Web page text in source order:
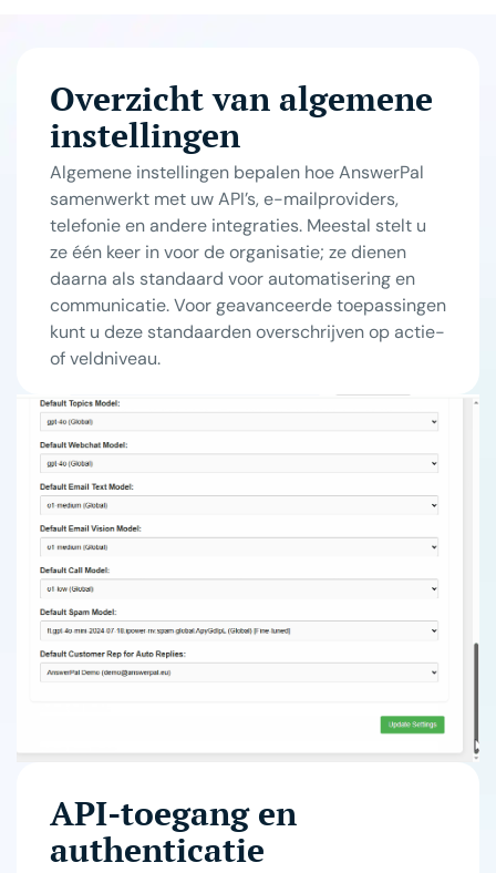
Overzicht van algemene
instellingen
Algemene instellingen bepalen hoe AnswerPal
samenwerkt met uw API’s, e-mailproviders,
telefonie en andere integraties. Meestal stelt u
ze één keer in voor de organisatie; ze dienen
daarna als standaard voor automatisering en
communicatie. Voor geavanceerde toepassingen
kunt u deze standaarden overschrijven op actie-
of veldniveau.
API-toegang en
authenticatie